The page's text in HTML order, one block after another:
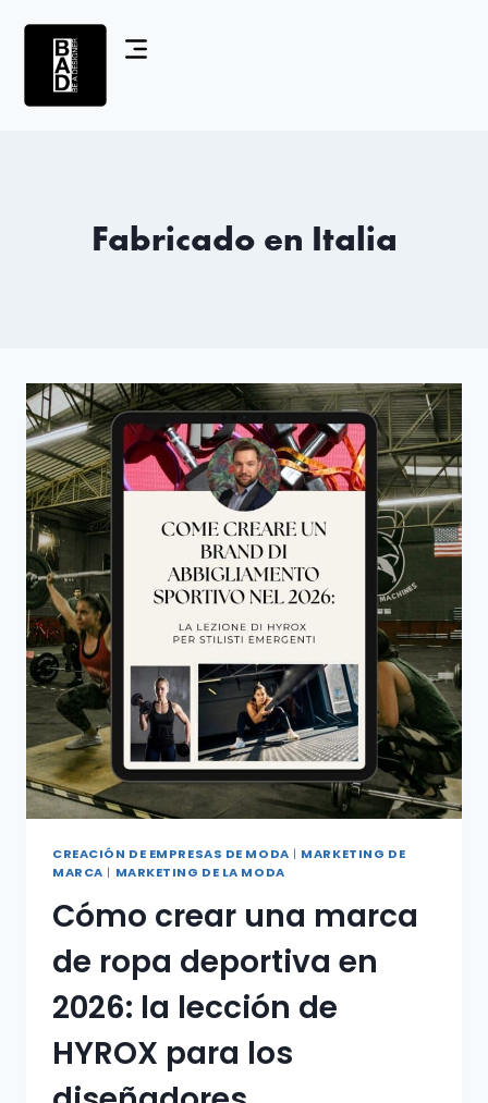
Fabricado en Italia
CREACIÓN DE EMPRESAS DE MODA | MARKETING DE
MARCA | MARKETING DE LA MODA
Cómo crear una marca
de ropa deportiva en
2026: la lección de
HYROX para los